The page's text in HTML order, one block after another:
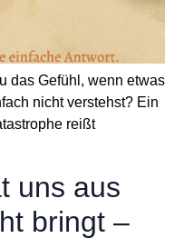
das Gefühl, wenn etwas
nicht verstehst? Ein
reißt
uns aus
bringt –